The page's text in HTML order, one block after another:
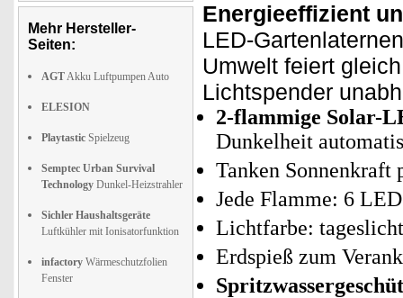
Mehr Hersteller-
Seiten:
AGTAkku Luftpumpen Auto
ELESION
Playtastic Spielzeug
Semptec Urban Survival
Technology Dunkel-Heizstrahler
Sichler Haushaltsgeräte
Luftkühler mit Ionisatorfunktion
infactory Wärmeschutzfolien
Fenster
Energieeffizient
LED-
Umwelt feiert
Lichtspender
2-flammige Solar-
Dunkelheit
Tanken Sonnenkraft
Jede Flamme: 6
Lichtfarbe:
Erdspieß zum